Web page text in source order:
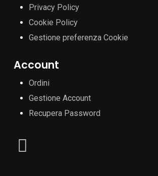
Privacy Policy
Cookie Policy
Gestione preferenza Cookie
Account
Ordini
Gestione Account
Recupera Password